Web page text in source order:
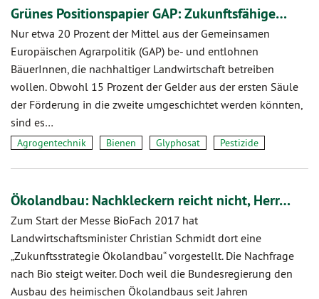
Grünes Positionspapier GAP: Zukunftsfähige…
Nur etwa 20 Prozent der Mittel aus der Gemeinsamen
Europäischen Agrarpolitik (GAP) be- und entlohnen
BäuerInnen, die nachhaltiger Landwirtschaft betreiben
wollen. Obwohl 15 Prozent der Gelder aus der ersten Säule
der Förderung in die zweite umgeschichtet werden könnten,
sind es…
Agrogentechnik Bienen Glyphosat Pestizide
Ökolandbau: Nachkleckern reicht nicht, Herr…
Zum Start der Messe BioFach 2017 hat
Landwirtschaftsminister Christian Schmidt dort eine
„Zukunftsstrategie Ökolandbau“ vorgestellt. Die Nachfrage
nach Bio steigt weiter. Doch weil die Bundesregierung den
Ausbau des heimischen Ökolandbaus seit Jahren